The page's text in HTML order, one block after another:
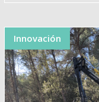
Innovación